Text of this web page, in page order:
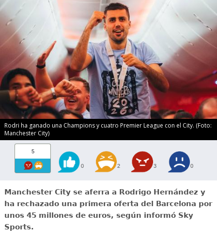
Rodri ha ganado una Champions y cuatro Premier League con el City. (Foto:
Manchester City)
5
0 2 3 0
Manchester City se aferra a Rodrigo Hernández y
ha rechazado una primera oferta del Barcelona por
unos 45 millones de euros, según informó Sky
Sports.